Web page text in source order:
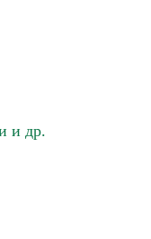
и др.